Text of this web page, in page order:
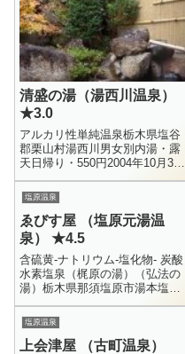
清盛の湯（湯西川温泉）
★3.0
アルカリ性単純温泉栃木県塩谷
郡栗山村湯西川男女別内湯・露
天日帰り・550円2004年10月30
日、日帰り入浴をして参りまし
た。自遊人の日帰り温泉パスポ
ートがあと2日が切れるので、
パ...
塩原温泉
ゑびす屋 （塩原元湯温
泉） ★4.5
含硫黄-ナトリウム-塩化物- 炭酸
水素塩泉（梶原の湯）（弘法の
湯）栃木県那須塩原市湯本塩原
1530287-32-3221男女別内湯500
円11:00 - 15:002年ほどまえに
一...
塩原温泉
上会津屋 （古町温泉）